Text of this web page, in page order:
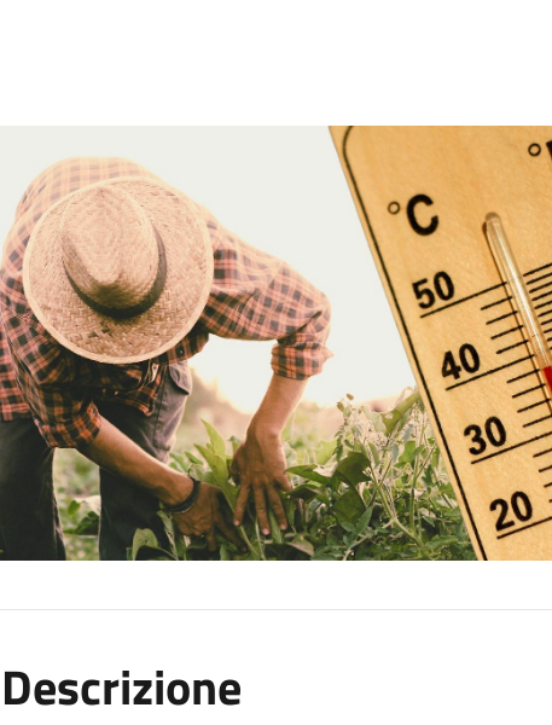
Descrizione